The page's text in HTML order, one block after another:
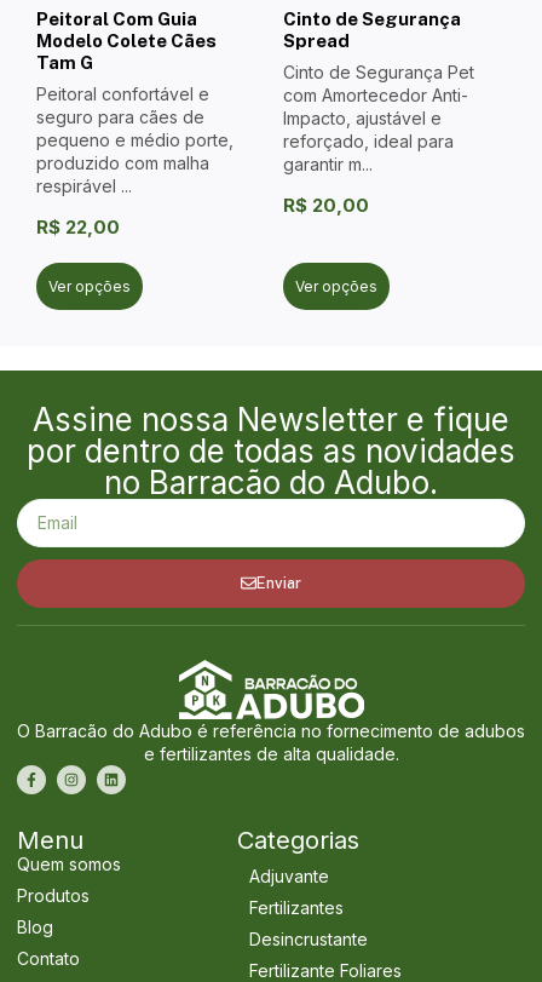
Peitoral Com Guia
Modelo Colete Cães
Tam G
Peitoral confortável e
seguro para cães de
pequeno e médio porte,
produzido com malha
respirável ...
R$ 22,00
Ver opções
Cinto de Segurança
Spread
Cinto de Segurança Pet
com Amortecedor Anti-
Impacto, ajustável e
reforçado, ideal para
garantir m...
R$ 20,00
Ver opções
Assine nossa Newsletter e fique
por dentro de todas as novidades
no Barracão do Adubo.
Enviar
O Barracão do Adubo é referência no fornecimento de adubos
e fertilizantes de alta qualidade.
Menu
Quem somos
Produtos
Blog
Contato
Categorias
Adjuvante
Fertilizantes
Desincrustante
Fertilizante Foliares